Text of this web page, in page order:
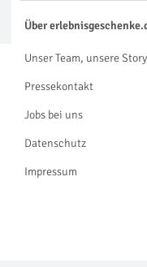
Über
Unser Team, unsere Story
Pressekontakt
Jobs bei uns
Datenschutz
Impressum